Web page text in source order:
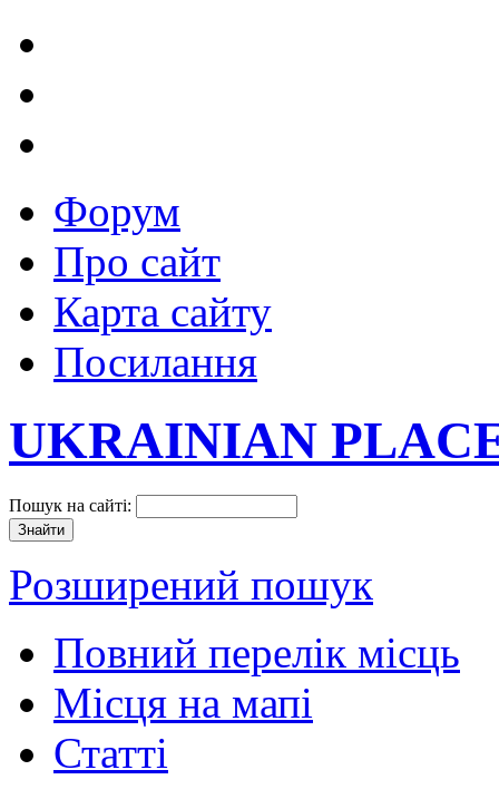
Форум
Про сайт
Карта сайту
Посилання
UKRAINIAN
Пошук на сайті:
Розширений пошук
Повний перелік місць
Місця на мапі
Статті